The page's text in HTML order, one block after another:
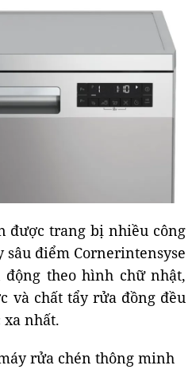
được trang bị nhiều công
điểm Cornerintensyse
theo hình chữ nhật,
và chất tẩy rửa đồng đều
nhất.